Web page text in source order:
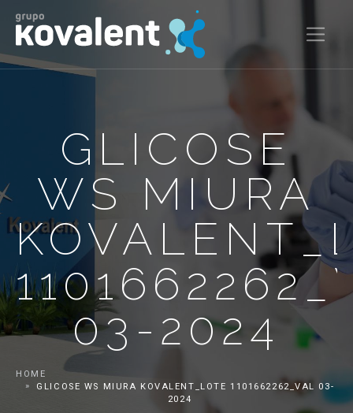
GLICOSE
WS MIURA
03-2024
HOME
GLICOSE WS MIURA KOVALENT_LOTE 1101662262_VAL 03-
2024